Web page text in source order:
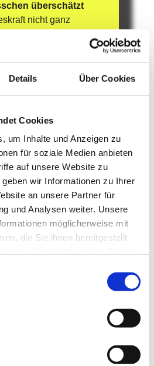
Details Über Cookies
Cookies
um Inhalte und Anzeigen zu
für soziale Medien anbieten
auf unsere Website zu
wir Informationen zu Ihrer
an unsere Partner für
und Analysen weiter. Unsere
möglicherweise mit
die Sie ihnen bereitgestellt
überschätzt
nicht ganz
wenn es wirklich
. Genau dann ist de
und seinem
Futter einmal etwas
bei der Ernte
wird, hilft Ralf
– manchmal mit
mit Erfahrung
auch einfach mit einer